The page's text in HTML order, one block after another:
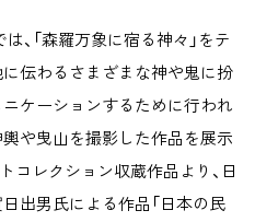
は、「森羅万象に宿る神々」をテ
伝わるさまざまな神や鬼に扮
ケーションするために行われ
や曳山を撮影した作品を展示
コレクション収蔵作品より、日
出男氏による作品「日本の民